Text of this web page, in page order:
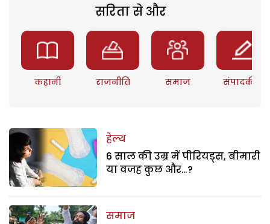
सरिता से और
कहानी राजनीति समाज संपादकीय
हेल्थ
6 साल की उम्र में पीरियड्स, बीमारी
या वजह कुछ और…?
समाज